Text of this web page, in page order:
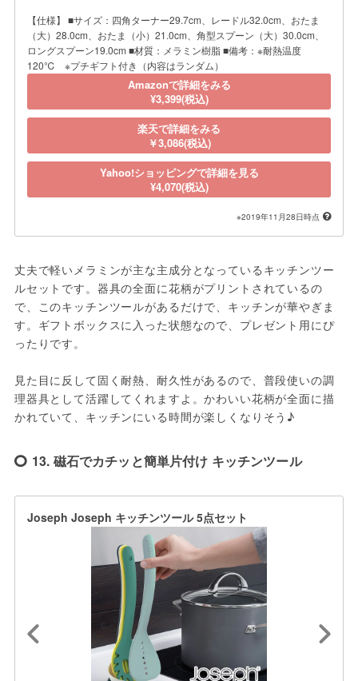
【仕様】 ■サイズ：四角ターナー29.7cm、レードル32.0cm、おたま
（大）28.0cm、おたま（小）21.0cm、角型スプーン（大）30.0cm、
ロングスプーン19.0cm ■材質：メラミン樹脂 ■備考：※耐熱温度
120℃ ※プチギフト付き（内容はランダム）
Amazonで詳細をみる
¥3,399(税込)
楽天で詳細をみる
￥3,086(税込)
Yahoo!ショッピングで詳細を見る
¥4,070(税込)
※2019年11月28日時点
丈夫で軽いメラミンが主な主成分となっているキッチンツー
ルセットです。器具の全面に花柄がプリントされているの
で、このキッチンツールがあるだけで、キッチンが華やぎま
す。ギフトボックスに入った状態なので、プレゼント用にぴ
ったりです。
見た目に反して固く耐熱、耐久性があるので、普段使いの調
理器具として活躍してくれますよ。かわいい花柄が全面に描
かれていて、キッチンにいる時間が楽しくなりそう♪
13. 磁石でカチッと簡単片付け キッチンツール
Joseph Joseph キッチンツール 5点セット